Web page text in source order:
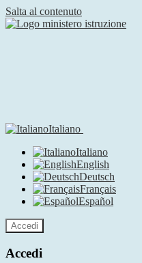
Salta al contenuto
Italiano
Italiano
English
Deutsch
Français
Español
Accedi
Accedi